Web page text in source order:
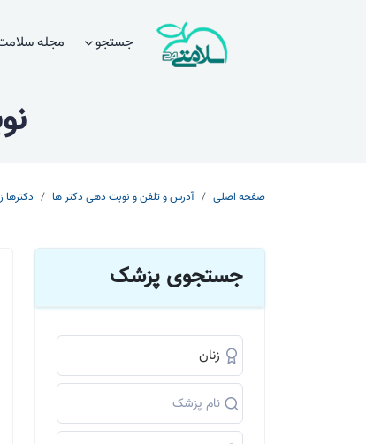
جستجو مجله
صفحه اصلی آدرس و تلفن و نوبت دهی دکتر ها دکترها
جستجوی پزشک